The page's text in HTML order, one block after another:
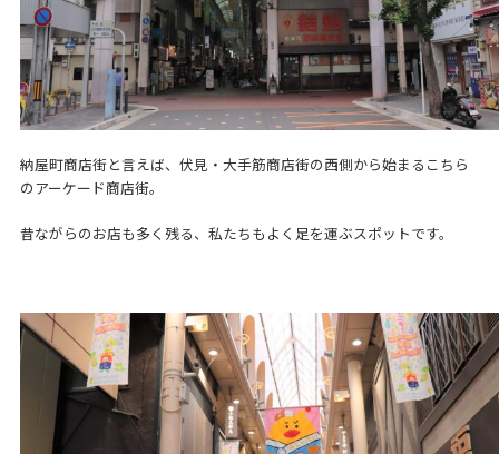
納屋町商店街と言えば、伏見・大手筋商店街の西側から始まるこちら
のアーケード商店街。
昔ながらのお店も多く残る、私たちもよく足を運ぶスポットです。